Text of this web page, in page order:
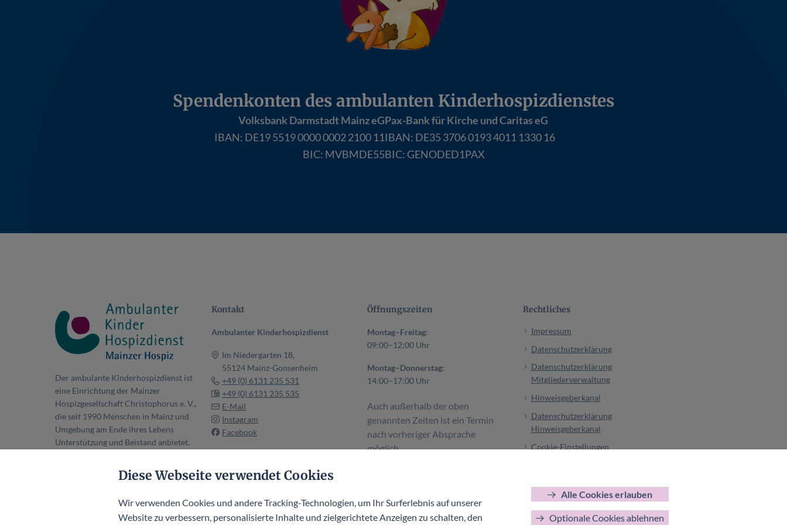
Spendenkonten des ambulanten Kinderhospizdienstes
Volksbank Darmstadt Mainz eG
IBAN: DE19 5519 0000 0002 2100 11
BIC: MVBMDE55
Pax-Bank für Kirche und Caritas eG
IBAN: DE35 3706 0193 4011 1330 16
BIC: GENODED1PAX
Der ambulante Kinderhospizdienst ist
eine Einrichtung der Mainzer
Hospizgesellschaft Christophorus e. V.,
die seit 1990 Menschen in Mainz und
Umgebung am Ende ihres Lebens
Unterstützung und Beistand anbietet.
Kontakt
Ambulanter Kinderhospizdienst
Im Niedergarten 18,
55124 Mainz-Gonsenheim
+49 (0) 6131 235 531
+49 (0) 6131 235 535
E-Mail
Instagram
Facebook
Öffnungszeiten
Montag–Freitag:
09:00–12:00 Uhr
Montag–Donnerstag:
14:00–17:00 Uhr
Auch außerhalb der oben
genannten Zeiten ist ein Termin
nach vorheriger Absprache
möglich.
Rechtliches
Impressum
Datenschutzerklärung
Datenschutzerklärung
Mitgliederverwaltung
Hinweisgeberkanal
Datenschutzerklärung
Hinweisgeberkanal
Cookie-Einstellungen
Diese Webseite verwendet Cookies
Wir verwenden Cookies und andere Tracking-Technologien, um Ihr Surferlebnis auf unserer
Website zu verbessern, personalisierte Inhalte und zielgerichtete Anzeigen zu schalten, den
Alle Cookies erlauben
Optionale Cookies ablehnen